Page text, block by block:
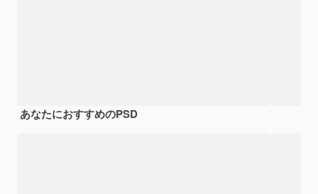
あなたにおすすめのPSD